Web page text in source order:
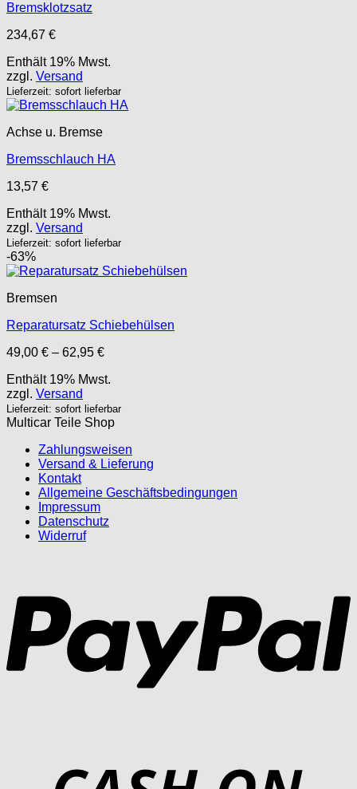
Bremsklotzsatz
234,67 €
Enthält 19% Mwst.
zzgl. Versand
Lieferzeit: sofort lieferbar
Achse u. Bremse
Bremsschlauch HA
13,57 €
Enthält 19% Mwst.
zzgl. Versand
Lieferzeit: sofort lieferbar
-63%
Bremsen
Reparatursatz Schiebehülsen
49,00 € – 62,95 €Preisspanne:
bis
Enthält 19% Mwst.
zzgl. Versand
Lieferzeit: sofort lieferbar
Multicar Teile Shop
Zahlungsweisen
Versand & Lieferung
Kontakt
Allgemeine Geschäftsbedingungen
Impressum
Datenschutz
Widerruf